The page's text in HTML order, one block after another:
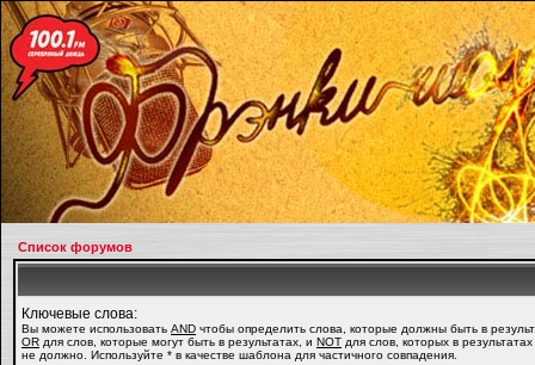
Список форумов
Ключевые слова:
Вы можете использовать AND чтобы определить слова, которые должны быть в
OR для слов, которые могут быть в результатах, и NOT для слов, которых в
не должно. Используйте * в качестве шаблона для частичного совпадения.